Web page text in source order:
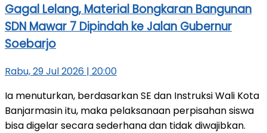
Gagal Lelang, Material Bongkaran Bangunan
SDN Mawar 7 Dipindah ke Jalan Gubernur
Soebarjo
Rabu, 29 Jul 2026 | 20:00
Ia menuturkan, berdasarkan SE dan Instruksi Wali Kota
Banjarmasin itu, maka pelaksanaan perpisahan siswa
bisa digelar secara sederhana dan tidak diwajibkan.